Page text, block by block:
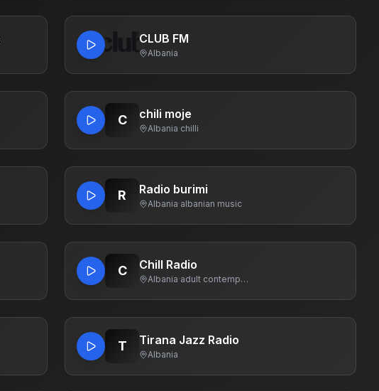
CLUB FM
Albania
C chili moje
Albania·chilli
R Radio burimi
Albania·albanian music
C Chill Radio
Albania· adult contemporary
T Tirana Jazz Radio
Albania